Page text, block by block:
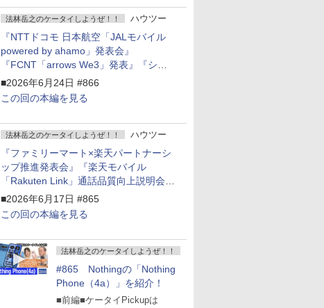
法林岳之のケータイしようぜ！！ ハウツー
『NTTドコモ 日本航空「JALモバイル
powered by ahamo」発表会』
『FCNT「arrows We3」発表』『シャ
ープ 新製品発表会』
■2026年6月24日 #866
この回の本編を見る
法林岳之のケータイしようぜ！！ ハウツー
『ファミリーマート×楽天パートナーシ
ップ推進発表会』『楽天モバイル
「Rakuten Link」通話品質向上説明会』
『Google Storeを今年夏、東京・表参道
にオープン』『KDDI ローソン「ハッピ
ーローソンタウン池田伏尾台店」オープ
■2026年6月17日 #865
この回の本編を見る
法林岳之のケータイしようぜ！！
#865 Nothingの「Nothing
Phone（4a）」を紹介！
■前編■ケータイPickupは